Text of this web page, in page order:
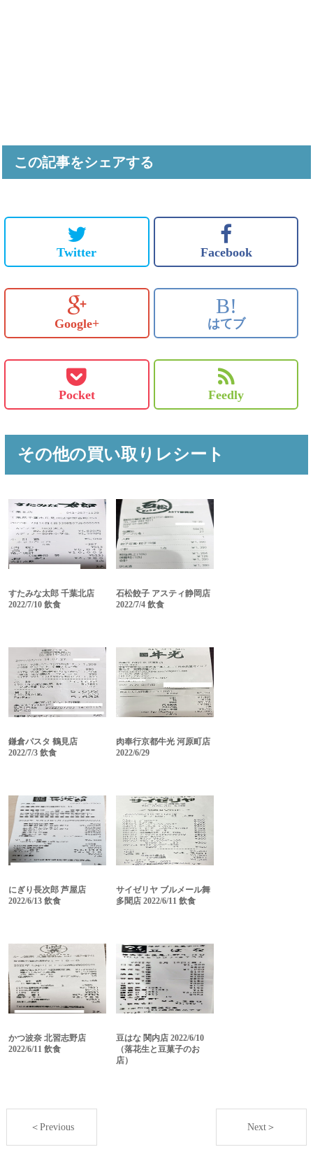
この記事をシェアする
Twitter Facebook
Google+
B!
はてブ
Pocket Feedly
その他の買い取りレシート
すたみな太郎 千葉北店
2022/7/10 飲食
石松餃子 アスティ静岡店
2022/7/4 飲食
鎌倉パスタ 鶴見店
2022/7/3 飲食
肉奉行京都牛光 河原町店
2022/6/29
にぎり長次郎 芦屋店
2022/6/13 飲食
サイゼリヤ ブルメール舞
多聞店 2022/6/11 飲食
かつ波奈 北習志野店
2022/6/11 飲食
豆はな 関内店 2022/6/10
（落花生と豆菓子のお
店）
＜Previous Next＞